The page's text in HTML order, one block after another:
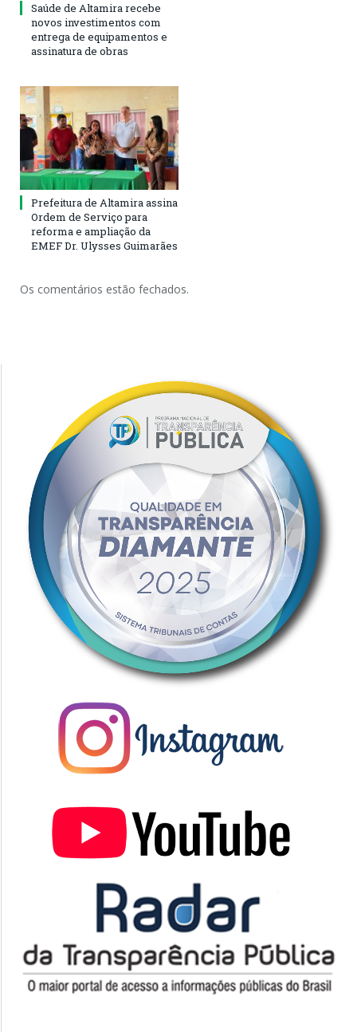
Saúde de Altamira recebe
novos investimentos com
entrega de equipamentos e
assinatura de obras
Prefeitura de Altamira assina
Ordem de Serviço para
reforma e ampliação da
EMEF Dr. Ulysses Guimarães
Os comentários estão fechados.